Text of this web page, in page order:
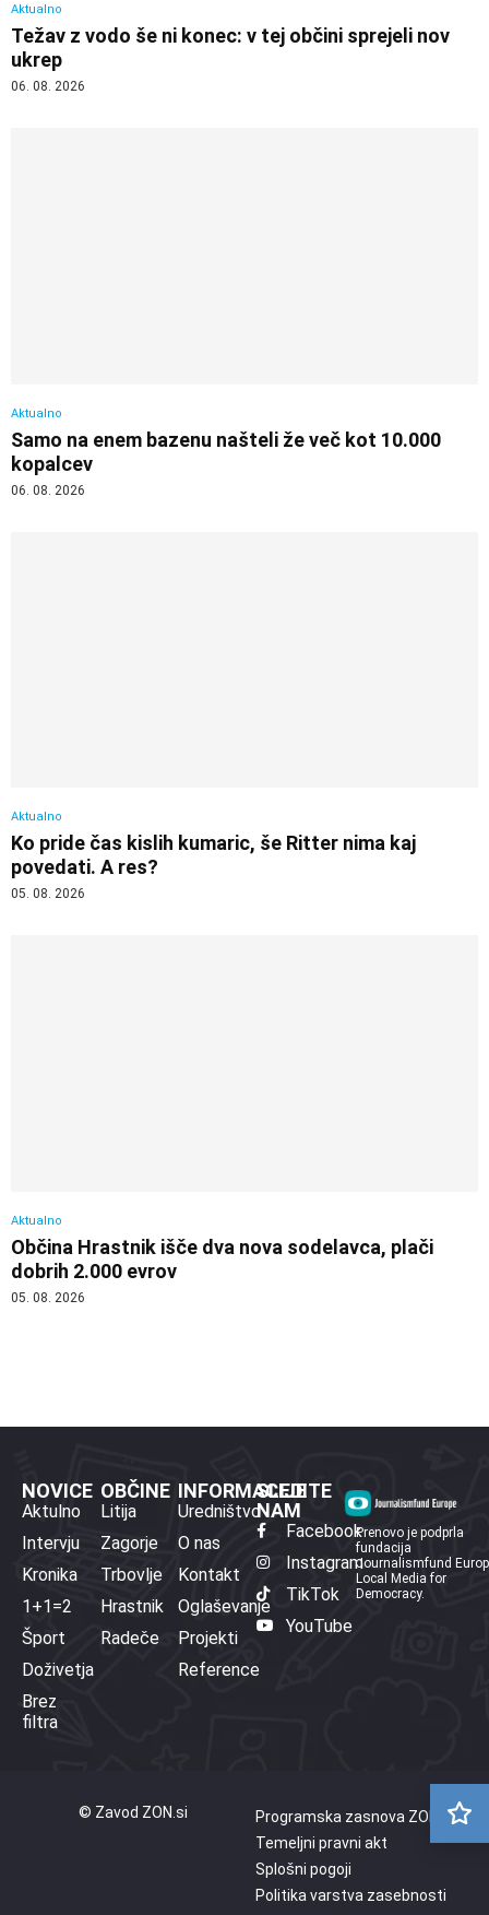
Aktualno
Težav z vodo še ni konec: v tej občini sprejeli nov
ukrep
06. 08. 2026
Aktualno
Samo na enem bazenu našteli že več kot 10.000
kopalcev
06. 08. 2026
Aktualno
Ko pride čas kislih kumaric, še Ritter nima kaj
povedati. A res?
05. 08. 2026
Aktualno
Občina Hrastnik išče dva nova sodelavca, plači
dobrih 2.000 evrov
05. 08. 2026
NOVICE
Aktulno
Intervju
Kronika
1+1=2
Šport
Doživetja
Brez
filtra
OBČINE
Litija
Zagorje
Trbovlje
Hrastnik
Radeče
INFORMACIJE
Uredništvo
O nas
Kontakt
Oglaševanje
Projekti
Reference
SLEDITE
NAM
Facebook
Instagram
TikTok
YouTube
Prenovo je podprla
fundacija
Journalismfund
Local Media for
Democracy.
© Zavod ZON.si
Programska zasnova ZON
Temeljni pravni akt
Splošni pogoji
Politika varstva zasebnosti